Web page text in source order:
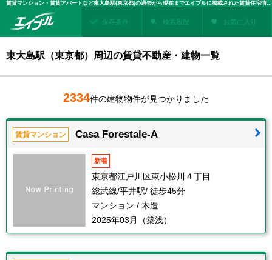
賃貸マンション・賃貸アパートなど東大島駅(東京都)の過去から現在までエイブルに掲載された賃貸住宅情報・建物情報を検索！不動産賃貸を探すなら、お部屋探しのエイブル
保存条件 検索履歴 お気に入り
東大島駅（東京都）周辺の賃貸不動産・建物一覧
2334件の建物物件が見つかりました
賃貸マンション Casa Forestale-A
新着
東京都江戸川区東小松川４丁目
総武線/平井駅/ 徒歩45分
マンション / 木造
2025年03月（築浅）